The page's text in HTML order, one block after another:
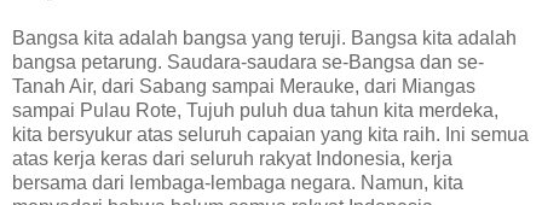
Bangsa kita adalah bangsa yang teruji. Bangsa kita adalah
bangsa petarung. Saudara-saudara se-Bangsa dan se-
Tanah Air, dari Sabang sampai Merauke, dari Miangas
sampai Pulau Rote, Tujuh puluh dua tahun kita merdeka,
kita bersyukur atas seluruh capaian yang kita raih. Ini semua
atas kerja keras dari seluruh rakyat Indonesia, kerja
bersama dari lembaga-lembaga negara. Namun, kita